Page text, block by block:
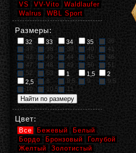
VS
VV-Vito
Waldlaufer
Walrus
WBL Sport
Размеры:
32 33 34 35
36
37
38 39 40
41
42
43 44 45
46
47
48 49 50
51
52
53 1 1,5
2
2,5
8 8,5 9
9,5
10
10,5 11
Цвет:
Все Бежевый
Белый
Бордо
Бронзовый
Голубой
Желтый
Золотистый